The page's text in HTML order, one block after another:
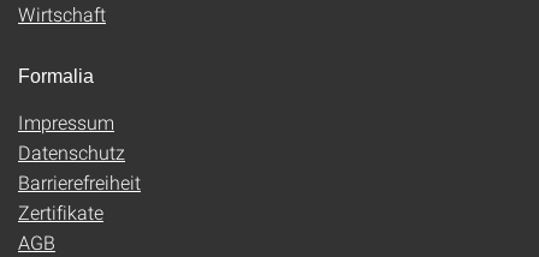
Wirtschaft
Formalia
Impressum
Datenschutz
Barrierefreiheit
Zertifikate
AGB